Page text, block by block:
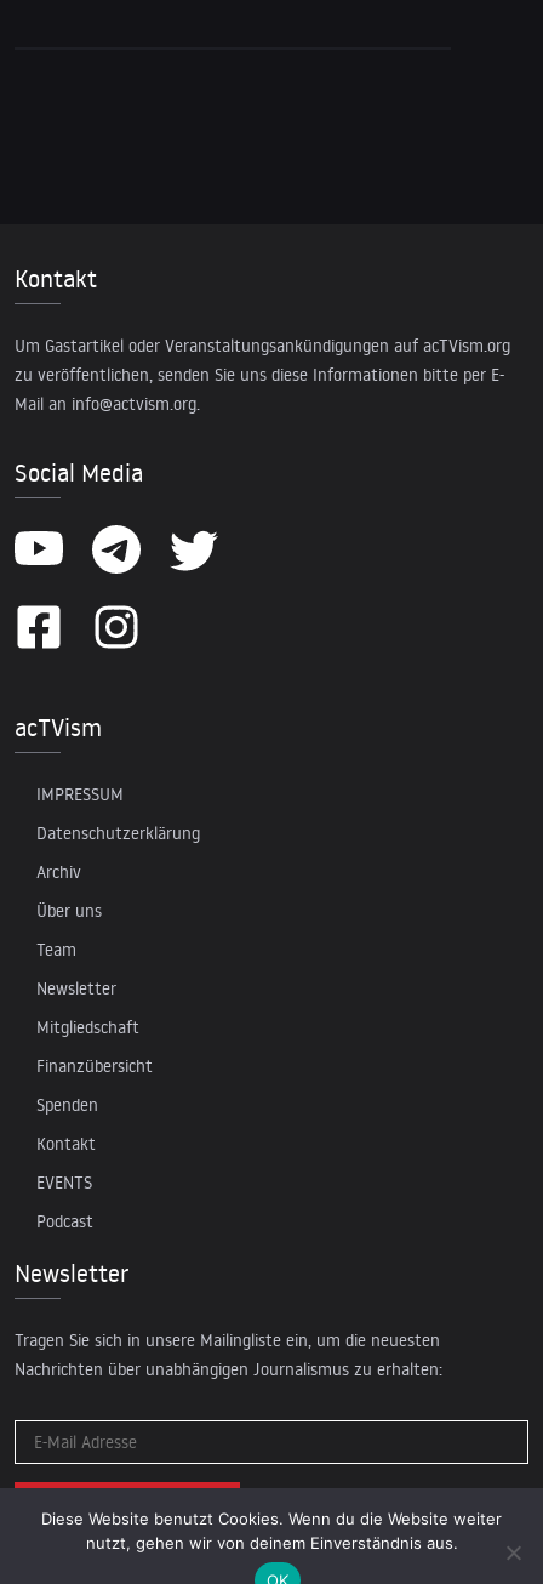
Kontakt
Um Gastartikel oder Veranstaltungsankündigungen auf acTVism.org
zu veröffentlichen, senden Sie uns diese Informationen bitte per E-
Mail an info@actvism.org.
Social Media
acTVism
IMPRESSUM
Datenschutzerklärung
Archiv
Über uns
Team
Newsletter
Mitgliedschaft
Finanzübersicht
Spenden
Kontakt
EVENTS
Podcast
Newsletter
Tragen Sie sich in unsere Mailingliste ein, um die neuesten
Nachrichten über unabhängigen Journalismus zu erhalten:
Diese Website benutzt Cookies. Wenn du die Website weiter
nutzt, gehen wir von deinem Einverständnis aus.
OK